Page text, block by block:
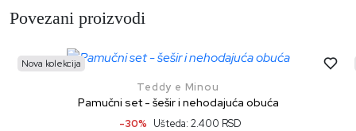
Povezani proizvodi
Nova kolekcija
Teddy e Minou
Pamučni set - šešir i nehodajuća obuća
-30% Ušteda: 2.400 RSD